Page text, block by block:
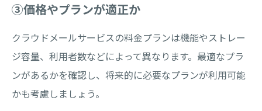
③価格やプランが適正か
クラウドメールサービスの料金プランは機能やストレー
ジ容量、利用者数などによって異なります。最適なプラ
ンがあるかを確認し、将来的に必要なプランが利用可能
かも考慮しましょう。